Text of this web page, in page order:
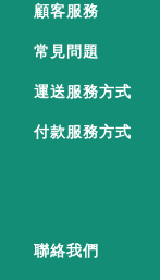
顧客服務
常見問題
運送服務方式
付款服務方式
聯絡我們